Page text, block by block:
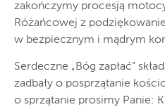
zakończymy procesją
Różańcowej z
w bezpiecznym i mądrym
Serdeczne „Bóg zapłać”
zadbały o posprzątanie
o sprzątanie prosimy Panie: